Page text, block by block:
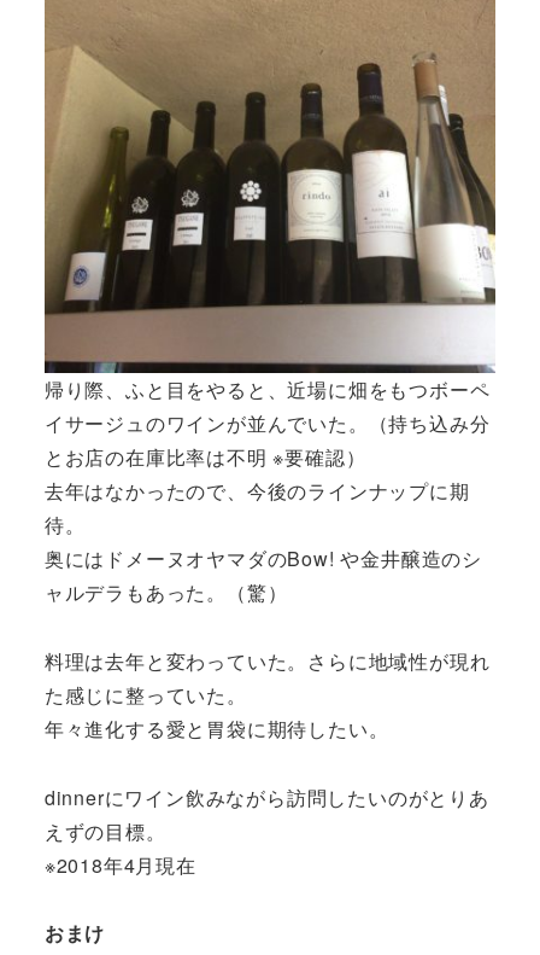
帰り際、ふと目をやると、近場に畑をもつボーペ
イサージュのワインが並んでいた。（持ち込み分
とお店の在庫比率は不明 ※要確認）
去年はなかったので、今後のラインナップに期
待。
奥にはドメーヌオヤマダのBow! や金井醸造のシ
ャルデラもあった。（驚）
料理は去年と変わっていた。さらに地域性が現れ
た感じに整っていた。
年々進化する愛と胃袋に期待したい。
dinnerにワイン飲みながら訪問したいのがとりあ
えずの目標。
※2018年4月現在
おまけ